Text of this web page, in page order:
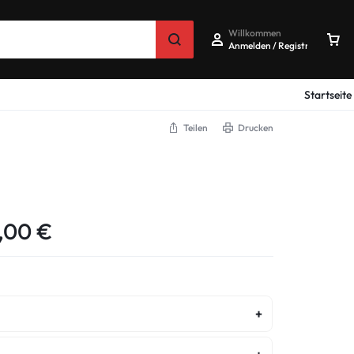
Willkommen
Anmelden / Registrieren
Startseite
Teilen Drucken
€